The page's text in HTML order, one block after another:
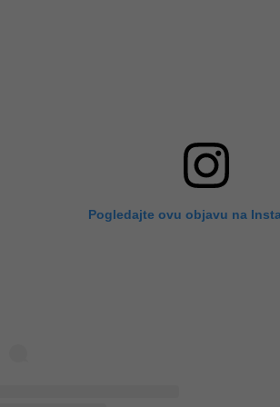
Pogledajte ovu objavu na